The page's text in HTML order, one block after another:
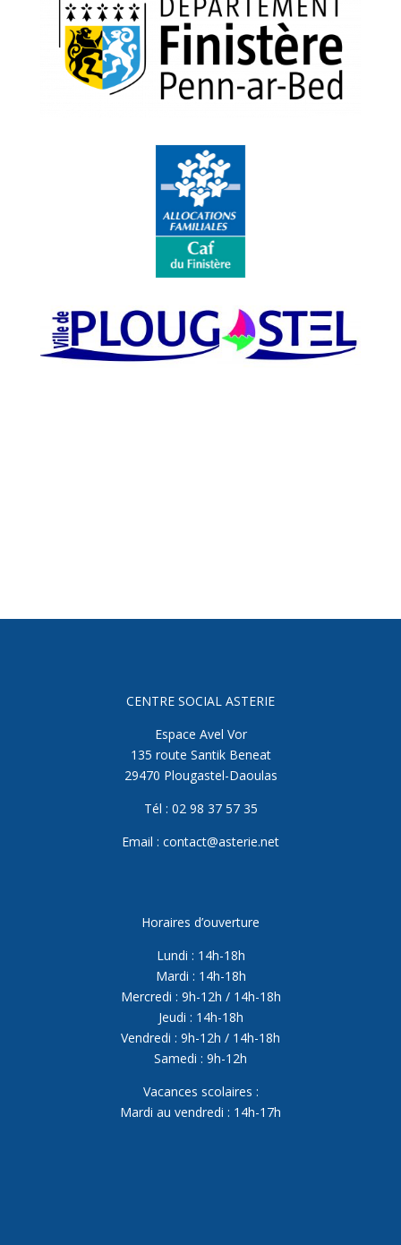
CENTRE SOCIAL ASTERIE
Espace Avel Vor
135 route Santik Beneat
29470 Plougastel-Daoulas
Tél : 02 98 37 57 35
Email : contact@asterie.net
Horaires d’ouverture
Lundi : 14h-18h
Mardi : 14h-18h
Mercredi : 9h-12h / 14h-18h
Jeudi : 14h-18h
Vendredi : 9h-12h / 14h-18h
Samedi : 9h-12h
Vacances scolaires :
Mardi au vendredi : 14h-17h